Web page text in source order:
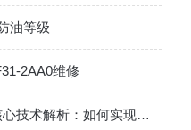
油等级
2AA0维修
西门子模拟量/数字量模块核心技术解析：如何实现工业信号的高精度采集与稳定传输？